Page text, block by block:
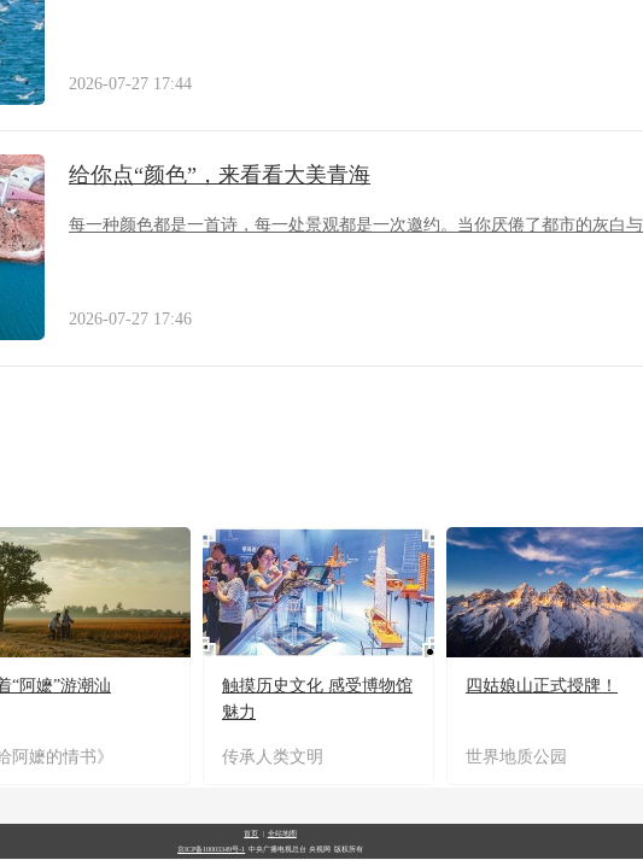
2026-07-27 17:44
给你点“颜色”，来看看大美青海
每一种颜色都是一首诗，每一处景观都是一次邀约。当你厌倦了都市的灰白
2026-07-27 17:46
“阿嬷”游潮汕
阿嬷的情书》
触摸历史文化 感受博物馆
魅力
传承人类文明
四姑娘山正式授牌！
世界地质公园
首页 全站地图
京ICP备10003349号-1 中央广播电视总台 央视网 版权所有